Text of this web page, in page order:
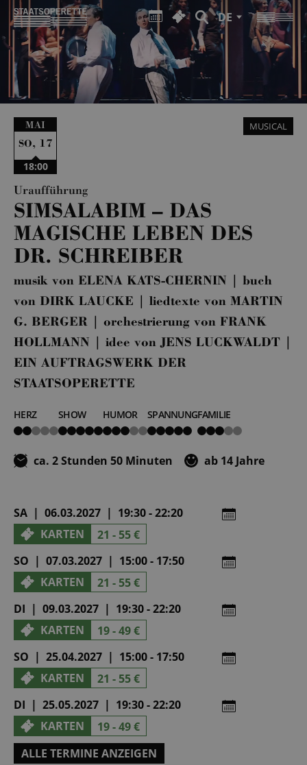
DE
MAI
SO, 17
18:00
MUSICAL
Uraufführung
SIMSALABIM – DAS
MAGISCHE LEBEN DES
DR. SCHREIBER
musik von ELENA KATS-CHERNIN | buch
von DIRK LAUCKE | liedtexte von MARTIN
G. BERGER | orchestrierung von FRANK
HOLLMANN | idee von JENS LUCKWALDT |
EIN AUFTRAGSWERK DER
STAATSOPERETTE
HERZ
2
von
SHOW
5
von
HUMOR
3
von
SPANNUNG
5
von
FAMILIE
3
von
ca. 2 Stunden 50 Minuten ab 14 Jahre
SA | 06.03.2027 | 19:30 - 22:20
KARTEN
21 - 55 €
SO | 07.03.2027 | 15:00 - 17:50
KARTEN
21 - 55 €
DI | 09.03.2027 | 19:30 - 22:20
KARTEN
19 - 49 €
SO | 25.04.2027 | 15:00 - 17:50
KARTEN
21 - 55 €
DI | 25.05.2027 | 19:30 - 22:20
KARTEN
19 - 49 €
ALLE TERMINE ANZEIGEN